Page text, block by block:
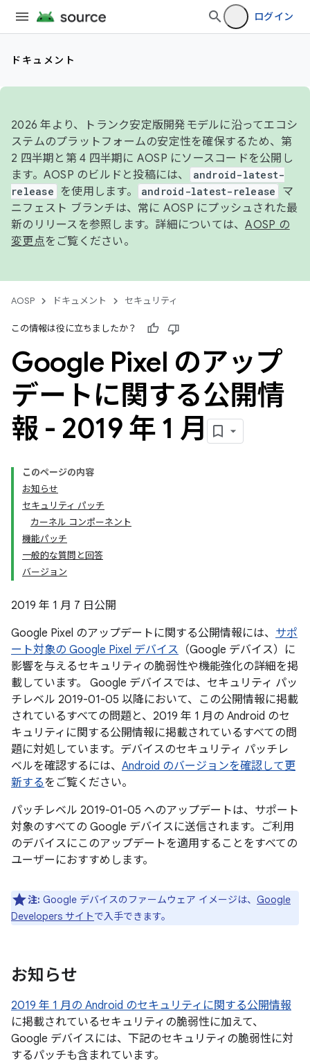
ログイン
ドキュメント
2026 年より、トランク安定版開発モデルに沿ってエコシ
ステムのプラットフォームの安定性を確保するため、第
2 四半期と第 4 四半期に AOSP にソースコードを公開し
ます。AOSP のビルドと投稿には、
android-latest-
release
を使用します。 android-latest-release
マ
ニフェスト ブランチは、常に AOSP にプッシュされた最
新のリリースを参照します。詳細については、AOSP の
変更点をご覧ください。
AOSP ドキュメント セキュリティ
この情報は役に立ちましたか？
Google Pixel のアップ
デートに関する公開情
報 - 2019 年 1 月
このページの内容
お知らせ
セキュリティ パッチ
カーネル コンポーネント
機能パッチ
一般的な質問と回答
バージョン
2019 年 1 月 7 日公開
Google Pixel のアップデートに関する公開情報には、 サポ
ート対象の Google Pixel デバイス （Google デバイス）に
影響を与えるセキュリティの脆弱性や機能強化の詳細を掲
載しています。 Google デバイスでは、セキュリティ パッ
チレベル 2019-01-05 以降において、この公開情報に掲載
されているすべての問題と、2019 年 1 月の Android のセ
キュリティに関する公開情報に掲載されているすべての問
題に対処しています。デバイスのセキュリティ パッチレ
ベルを確認するには、 Android のバージョンを確認して更
新するをご覧ください。
パッチレベル 2019-01-05 へのアップデートは、サポート
対象のすべての Google デバイスに送信されます。ご利用
のデバイスにこのアップデートを適用することをすべての
ユーザーにおすすめします。
注: Google デバイスのファームウェア イメージは、 Google
Developers サイトで入手できます。
お知らせ
2019 年 1 月の Android のセキュリティに関する公開情報
に掲載されているセキュリティの脆弱性に加えて、
Google デバイスには、下記のセキュリティの脆弱性に対
するパッチも含まれています。